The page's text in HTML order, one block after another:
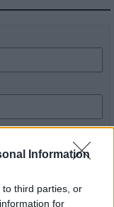
Information
third parties, or
for